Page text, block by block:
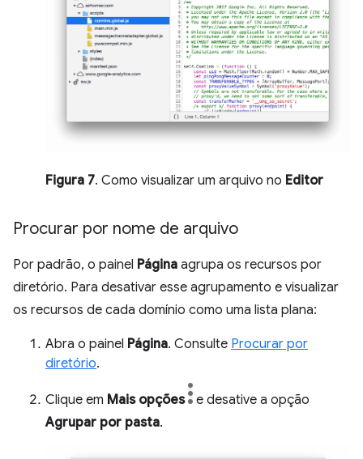
Figura 7. Como visualizar um arquivo no Editor
Procurar por nome de arquivo
Por padrão, o painel Página agrupa os recursos por
diretório. Para desativar esse agrupamento e visualizar
os recursos de cada domínio como uma lista plana:
Abra o painel Página. Consulte Procurar por
diretório.
Clique em Mais opções
e desative a opção
Agrupar por pasta.